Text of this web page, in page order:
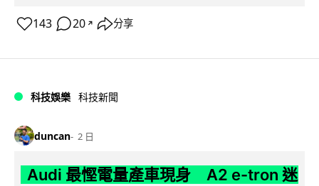
143 20 ↗ 分享
科技娛樂 科技新聞
duncan 2 日
Audi 最慳電量產車現身 A2 e-tron 迷